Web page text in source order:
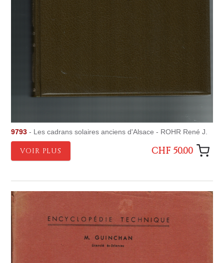
9793 - Les cadrans solaires anciens d'Alsace - ROHR René J.
VOIR PLUS CHF 50.00